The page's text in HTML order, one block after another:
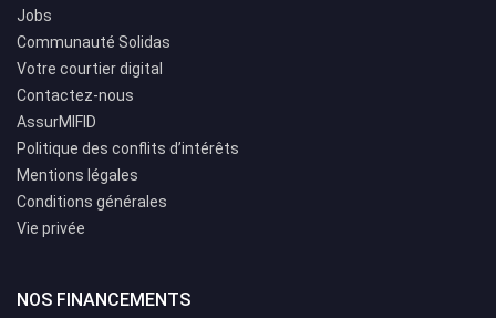
Jobs
Communauté Solidas
Votre courtier digital
Contactez-nous
AssurMIFID
Politique des conflits d’intérêts
Mentions légales
Conditions générales
Vie privée
NOS FINANCEMENTS